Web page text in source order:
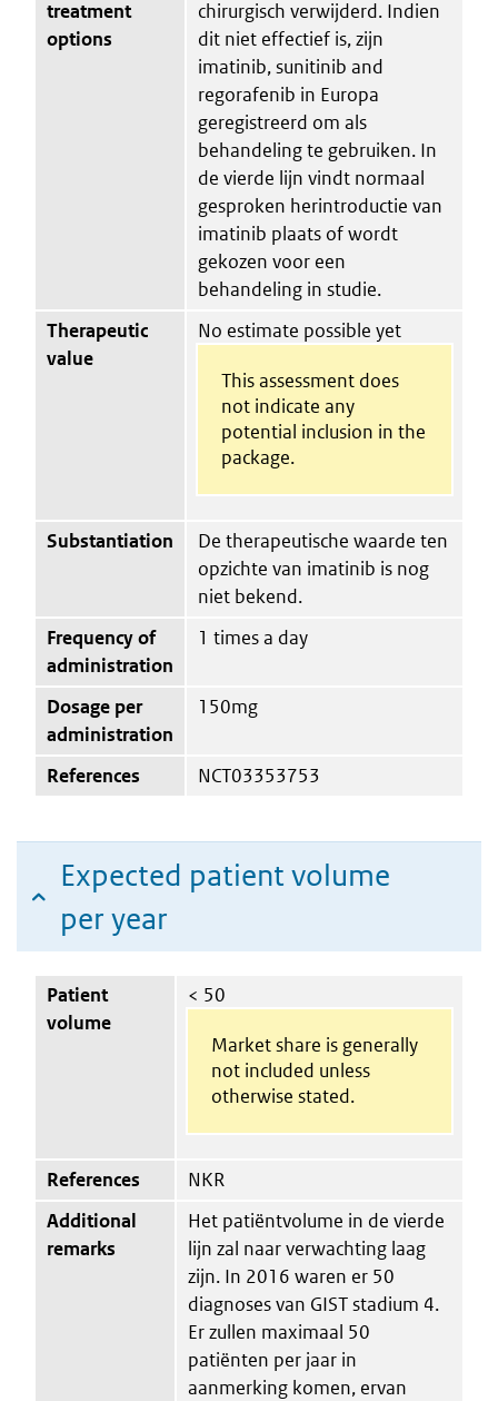
treatment
options
chirurgisch verwijderd. Indien
dit niet effectief is, zijn
imatinib, sunitinib and
regorafenib in Europa
geregistreerd om als
behandeling te gebruiken. In
de vierde lijn vindt normaal
gesproken herintroductie van
imatinib plaats of wordt
gekozen voor een
behandeling in studie.
Therapeutic
value
No estimate possible yet
This assessment does
not indicate any
potential inclusion in the
package.
Substantiation
De therapeutische waarde ten
opzichte van imatinib is nog
niet bekend.
Frequency of
administration
1 times a day
Dosage per
administration
150mg
References NCT03353753
Expected patient volume
per year
Patient
volume
< 50
Market share is generally
not included unless
otherwise stated.
References
NKR
Additional
remarks
Het patiëntvolume in de vierde
lijn zal naar verwachting laag
zijn. In 2016 waren er 50
diagnoses van GIST stadium 4.
Er zullen maximaal 50
patiënten per jaar in
aanmerking komen, ervan